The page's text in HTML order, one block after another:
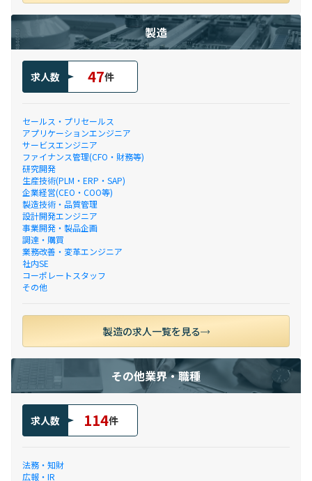
製造
求人数 47件
セールス・プリセールス
アプリケーションエンジニア
サービスエンジニア
ファイナンス管理(CFO・財務等)
研究開発
生産技術(PLM・ERP・SAP)
企業経営(CEO・COO等)
製造技術・品質管理
設計開発エンジニア
事業開発・製品企画
調達・購買
業務改善・変革エンジニア
社内SE
コーポレートスタッフ
その他
製造の求人一覧を見る
その他業界・職種
求人数 114件
法務・知財
広報・IR